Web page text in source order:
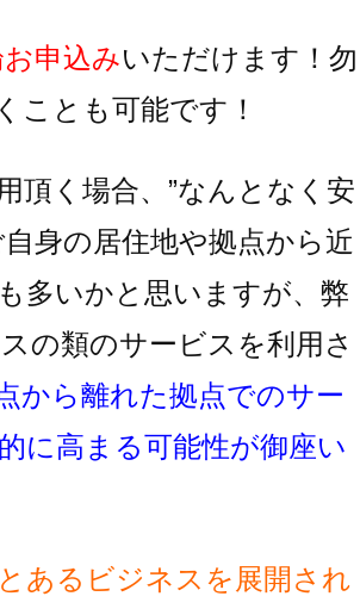
申込みいただけます！ 勿
ことも可能です！
頂く場合、 ”なんとなく安
身の居住地や拠点から近
多いかと思いますが、 弊
の類のサービスを利用さ
から離れた拠点でのサー
に高まる可能性が御座い
あるビジネスを展開され